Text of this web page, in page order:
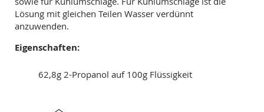
Lösung mit gleichen Teilen Wasser verdünnt
anzuwenden.
Eigenschaften:
62,8g 2-Propanol auf 100g Flüssigkeit